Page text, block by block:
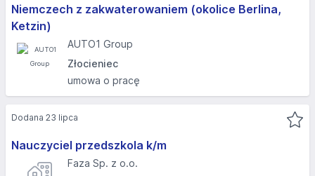
Niemczech z zakwaterowaniem (okolice Berlina,
Ketzin)
AUTO1 Group
Złocieniec
umowa o pracę
Nauczyciel przedszkola k/m
Faza Sp. z o.o.
Dodana 23 lipca